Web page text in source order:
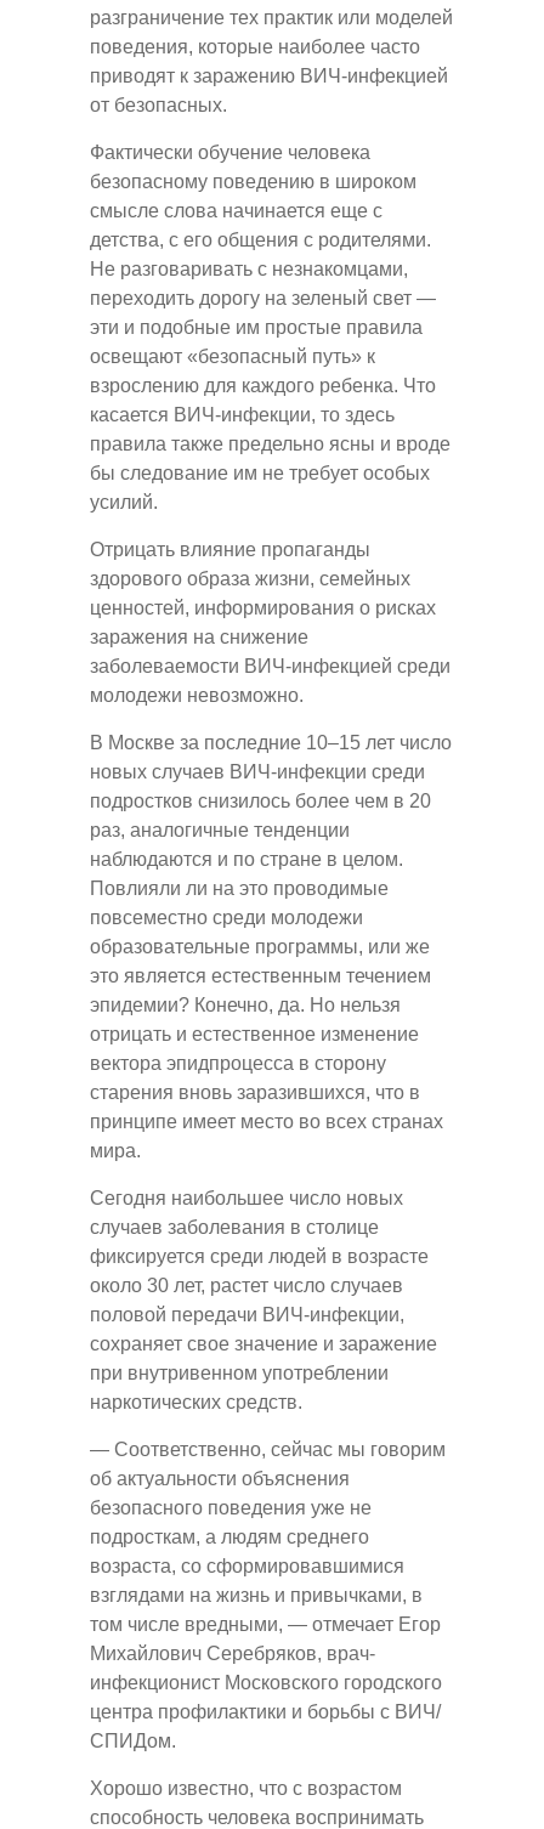
разграничение тех практик или моделей
поведения, которые наиболее часто
приводят к заражению ВИЧ-инфекцией
от безопасных.
Фактически обучение человека
безопасному поведению в широком
смысле слова начинается еще с
детства, с его общения с родителями.
Не разговаривать с незнакомцами,
переходить дорогу на зеленый свет —
эти и подобные им простые правила
освещают «безопасный путь» к
взрослению для каждого ребенка. Что
касается ВИЧ-инфекции, то здесь
правила также предельно ясны и вроде
бы следование им не требует особых
усилий.
Отрицать влияние пропаганды
здорового образа жизни, семейных
ценностей, информирования о рисках
заражения на снижение
заболеваемости ВИЧ-инфекцией среди
молодежи невозможно.
В Москве за последние 10–15 лет число
новых случаев ВИЧ-инфекции среди
подростков снизилось более чем в 20
раз, аналогичные тенденции
наблюдаются и по стране в целом.
Повлияли ли на это проводимые
повсеместно среди молодежи
образовательные программы, или же
это является естественным течением
эпидемии? Конечно, да. Но нельзя
отрицать и естественное изменение
вектора эпидпроцесса в сторону
старения вновь заразившихся, что в
принципе имеет место во всех странах
мира.
Сегодня наибольшее число новых
случаев заболевания в столице
фиксируется среди людей в возрасте
около 30 лет, растет число случаев
половой передачи ВИЧ-инфекции,
сохраняет свое значение и заражение
при внутривенном употреблении
наркотических средств.
— Соответственно, сейчас мы говорим
об актуальности объяснения
безопасного поведения уже не
подросткам, а людям среднего
возраста, со сформировавшимися
взглядами на жизнь и привычками, в
том числе вредными, — отмечает Егор
Михайлович Серебряков, врач-
инфекционист Московского городского
центра профилактики и борьбы с ВИЧ/
СПИДом.
Хорошо известно, что с возрастом
способность человека воспринимать